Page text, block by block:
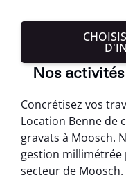
Nos
Concrétisez vos
Location Benne de
gravats à Moosch.
gestion millimétrée
secteur de Moosch.